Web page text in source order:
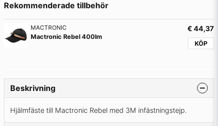
Rekommenderade tillbehör
MACTRONIC
Mactronic Rebel 400lm
€ 44,37
KÖP
Beskrivning
Hjälmfäste till Mactronic Rebel med 3M infästningstejp.